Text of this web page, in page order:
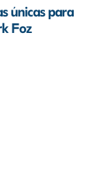
únicas para
Foz